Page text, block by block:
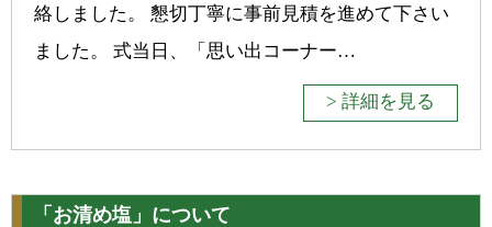
絡しました。 懇切丁寧に事前見積を進めて下さい
ました。 式当日、「思い出コーナー…
> 詳細を見る
「お清め塩」について